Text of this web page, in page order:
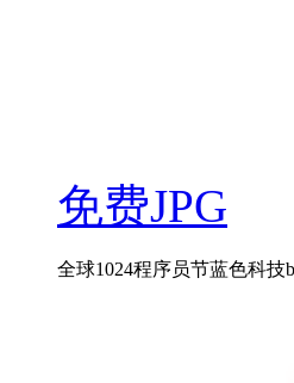
免费JPG
全球1024程序员节蓝色科技